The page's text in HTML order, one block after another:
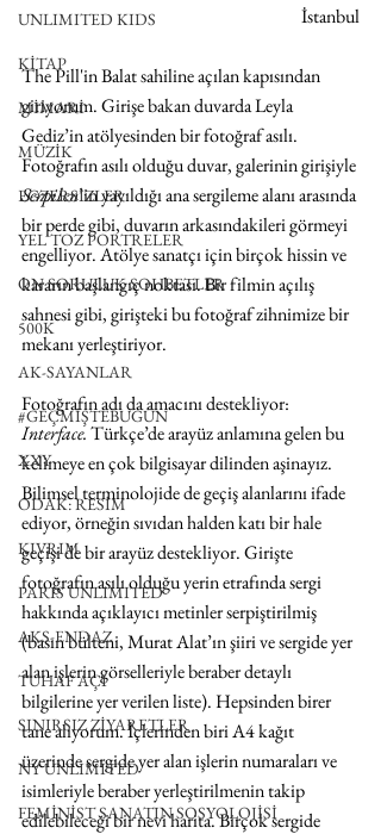
UNLIMITED KIDS
KİTAP
MİMARİ
MÜZİK
EGZERSİZLER
YEL TOZ PORTRELER
ON SORULUK SOHBETLER
500K
AK-SAYANLAR
#GEÇMİŞTEBUGÜN
XXY
ODAK: RESİM
KIVRIM
PARIS UNLIMITED
AKS-ENDAZ
TUHAF AÇI
SINIRSIZ ZİYARETLER
NY UNLIMITED
FEMİNİST SANATIN SOSYOLOJİSİ
İstanbul
The Pill'in Balat sahiline açılan kapısından
giriyorum. Girişe bakan duvarda Leyla
Gediz’in atölyesinden bir fotoğraf asılı.
Fotoğrafın asılı olduğu duvar, galerinin girişiyle
Serpilen’in yayıldığı ana sergileme alanı arasında
bir perde gibi, duvarın arkasındakileri görmeyi
engelliyor. Atölye sanatçı için birçok hissin ve
kararın başlangıç noktası. Bir filmin açılış
sahnesi gibi, girişteki bu fotoğraf zihnimize bir
mekanı yerleştiriyor.
Fotoğrafın adı da amacını destekliyor:
Interface. Türkçe’de arayüz anlamına gelen bu
kelimeye en çok bilgisayar dilinden aşinayız.
Bilimsel terminolojide de geçiş alanlarını ifade
ediyor, örneğin sıvıdan halden katı bir hale
geçişi de bir arayüz destekliyor. Girişte
fotoğrafın asılı olduğu yerin etrafında sergi
hakkında açıklayıcı metinler serpiştirilmiş
(basın bülteni, Murat Alat’ın şiiri ve sergide yer
alan işlerin görselleriyle beraber detaylı
bilgilerine yer verilen liste). Hepsinden birer
tane alıyorum. İçlerinden biri A4 kağıt
üzerinde sergide yer alan işlerin numaraları ve
isimleriyle beraber yerleştirilmenin takip
edilebileceği bir nevi harita. Birçok sergide